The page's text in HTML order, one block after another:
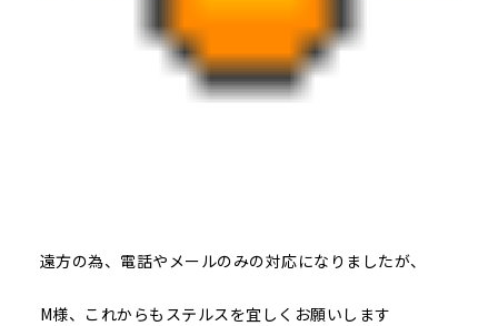
遠方の為、電話やメールのみの対応になりましたが、
M様、これからもステルスを宜しくお願いします